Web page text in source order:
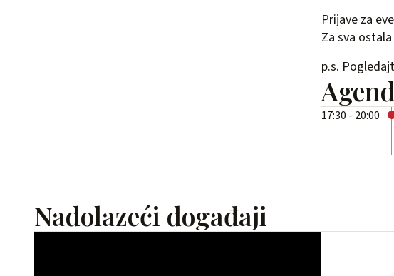
Prijave za
Za sva
p.s.
17:30 - 20:00
Nadolazeći događaji